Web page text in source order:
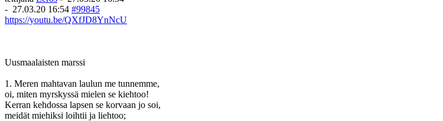
- 27.03.20 16:54 #99845
https://youtu.be/QXfJD8YnNcU
Uusmaalaisten marssi
1. Meren mahtavan laulun me tunnemme,
oi, miten myrskyssä mielen se kiehtoo!
Kerran kehdossa lapsen se korvaan jo soi,
meidät miehiksi loihtii ja liehtoo;